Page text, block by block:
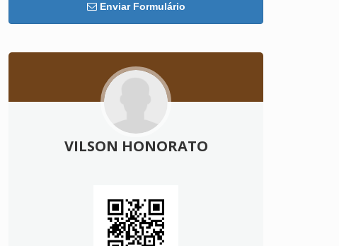
Enviar Formulário
VILSON HONORATO